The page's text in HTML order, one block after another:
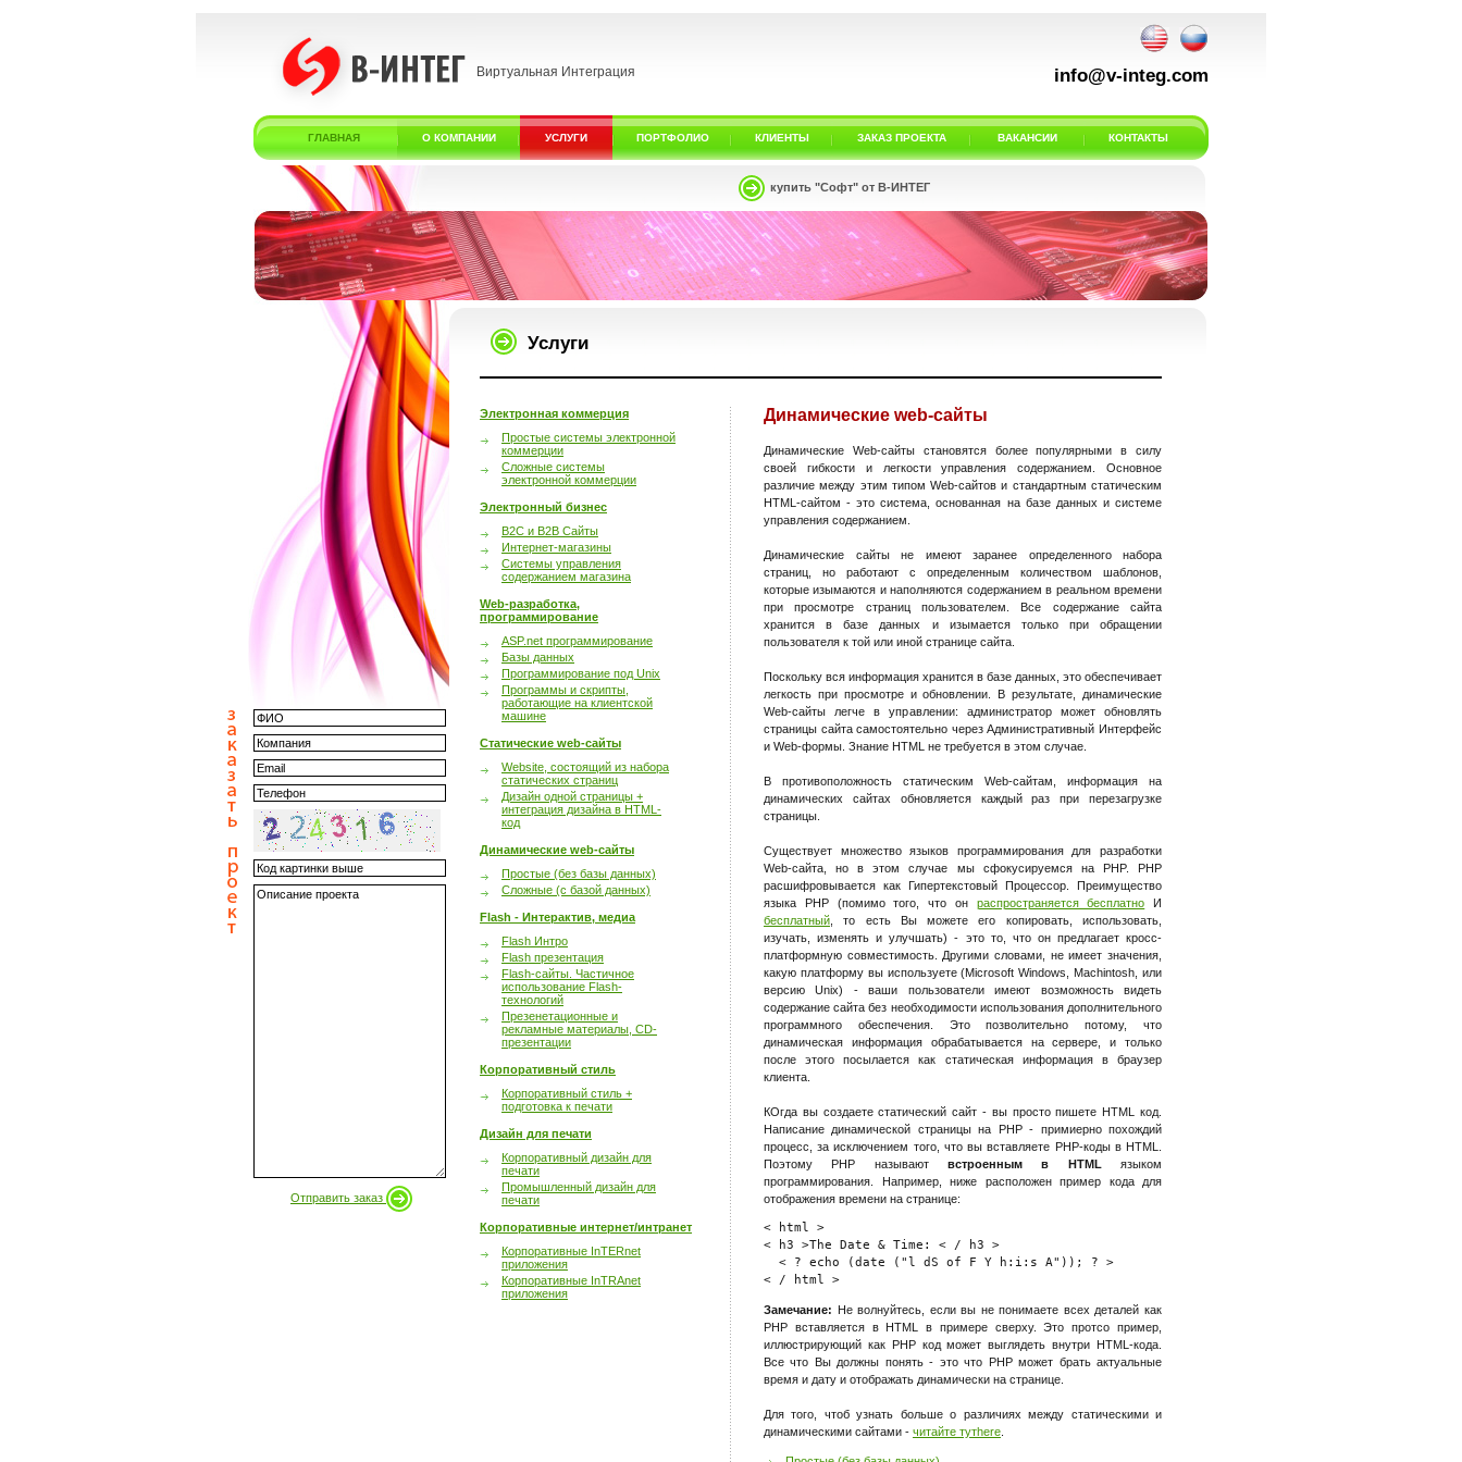
Виртуальная Интеграция info@v-integ.com
ГЛАВНАЯ О КОМПАНИИ УСЛУГИ ПОРТФОЛИО КЛИЕНТЫ ЗАКАЗ ПРОЕКТА ВАКАНСИИ КОНТАКТЫ
Отправить заказ
купить "Софт" от В-ИНТЕГ
Услуги
Электронная коммерция
Простые системы электронной
коммерции
Сложные системы
электронной коммерции
Электронный бизнес
B2C и B2B Сайты
Интернет-магазины
Системы управления
содержанием магазина
Web-разработка,
программирование
ASP.net программирование
Базы данных
Программирование под Unix
Программы и скрипты,
работающие на клиентской
машине
Статические web-сайты
Website, состоящий из набора
статических страниц
Дизайн одной страницы +
интеграция дизайна в HTML-
код
Динамические web-сайты
Простые (без базы данных)
Сложные (с базой данных)
Flash - Интерактив, медиа
Flash Интро
Flash презентация
Flash-сайты. Частичное
использование Flash-
технологий
Презенетационные и
рекламные материалы, CD-
презентации
Корпоративный стиль
Корпоративный стиль +
подготовка к печати
Дизайн для печати
Корпоративный дизайн для
печати
Промышленный дизайн для
печати
Корпоративные интернет/интранет
Корпоративные InTERnet
приложения
Корпоративные InTRAnet
приложения
Динамические web-сайты
Динамические Web-сайты становятся более популярными в силу
своей гибкости и легкости управления содержанием. Основное
различие между этим типом Web-сайтов и стандартным статическим
HTML-сайтом - это система, основанная на базе данных и системе
управления содержанием.
Динамические сайты не имеют заранее определенного набора
страниц, но работают с определенным количеством шаблонов,
которые изымаются и наполняются содержанием в реальном времени
при просмотре страниц пользователем. Все содержание сайта
хранится в базе данных и изымается только при обращении
пользователя к той или иной странице сайта.
Поскольку вся информация хранится в базе данных, это обеспечивает
легкость при просмотре и обновлении. В результате, динамические
Web-сайты легче в управлении: администратор может обновлять
страницы сайта самостоятельно через Административный Интерфейс
и Web-формы. Знание HTML не требуется в этом случае.
В противоположность статическим Web-сайтам, информация на
динамических сайтах обновляется каждый раз при перезагрузке
страницы.
Существует множество языков программирования для разработки
Web-сайта, но в этом случае мы сфокусируемся на PHP. PHP
расшифровывается как Гипертекстовый Процессор. Преимущество
языка PHP (помимо того, что он распространяется бесплатно И
бесплатный , то есть Вы можете его копировать, использовать,
изучать, изменять и улучшать) - это то, что он предлагает кросс-
платформную совместимость. Другими словами, не имеет значения,
какую платформу вы используете (Microsoft Windows, Machintosh, или
версию Unix) - ваши пользователи имеют возможность видеть
содержание сайта без необходимости использования дополнительного
программного обеспечения. Это позволительно потому, что
динамическая информация обрабатывается на сервере, и только
после этого посылается как статическая информация в браузер
клиента.
КОгда вы создаете статический сайт - вы просто пишете HTML код.
Написание динамической страницы на PHP - примиерно похождий
процесс, за исключением того, что вы вставляете PHP-коды в HTML.
Поэтому PHP называют встроенным в HTML языком
программирования. Например, ниже расположен пример кода для
отображения времени на странице:
< html >
< h3 >The Date & Time: < / h3 >
  < ? echo (date ("l dS of F Y h:i:s A")); ? >
Замечание: Не волнуйтесь, если вы не понимаете всех деталей как
PHP вставляется в HTML в примере сверху. Это протсо пример,
иллюстрирующий как PHP код может выглядеть внутри HTML-кода.
Все что Вы должны понять - это что PHP может брать актуальные
время и дату и отображать динамически на странице.
Для того, чтоб узнать больше о различиях между статическими и
динамическими сайтами - читайте тутhere